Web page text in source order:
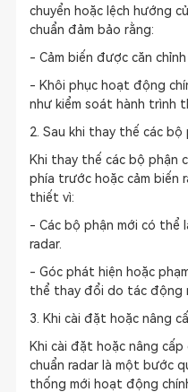
chuyển hoặc lệch hướng
chuẩn đảm bảo rằng:
- Cảm biến được căn
- Khôi phục hoạt động
như kiểm soát hành trình
2. Sau khi thay thế các bộ
Khi thay thế các bộ phận
phía trước hoặc cảm biến
thiết vì:
- Các bộ phận mới có thể
radar.
- Góc phát hiện hoặc
thể thay đổi do tác động
3. Khi cài đặt hoặc nâng
Khi cài đặt hoặc nâng cấp
chuẩn radar là một bước
thống mới hoạt động